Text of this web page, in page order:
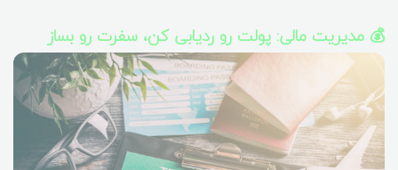
💰 مدیریت مالی: پولت رو ردیابی کن، سفرت رو بساز